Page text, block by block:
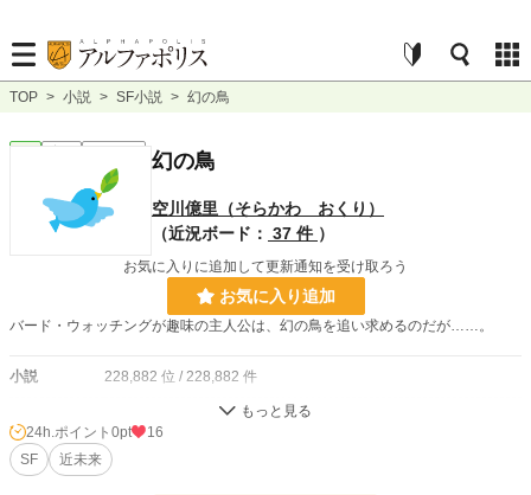
TOP > 小説 > SF小説 > 幻の鳥
幻の鳥
空川億里（そらかわ おくり）
（近況ボード： 37 件 ）
お気に入りに追加して更新通知を受け取ろう
お気に入り追加
バード・ウォッチングが趣味の主人公は、幻の鳥を追い求めるのだが……。
小説 228,882 位 / 228,882 件
お気に入り 2
24h.ポイント 0pt
16
SF
近未来